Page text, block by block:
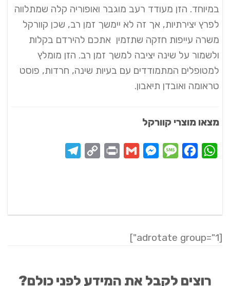
במיוחד. הזן מעודד רעב מוגבר ואופוריה קלה שמתלווה
לפרץ יצירתיות, אך זה לא יימשך זמן רב, שכן קוורקל
משרה עייפות חזקה שתזמין אתכם להירדם בקלות
ולשמור על שינה יציבה למשך זמן רב. הזן מומלץ
למטופלים המתמודדים עם בעיות שינה, חרדות, פוסט
טראומה ואובדן תיאבון.
מצאו מוצרי קוורקל
WhatsApp
Facebook
Message
Messenger
Gmail
Print
Copy
[adrotate group="1"]
רוצים לקבל את המידע לפני כולם?